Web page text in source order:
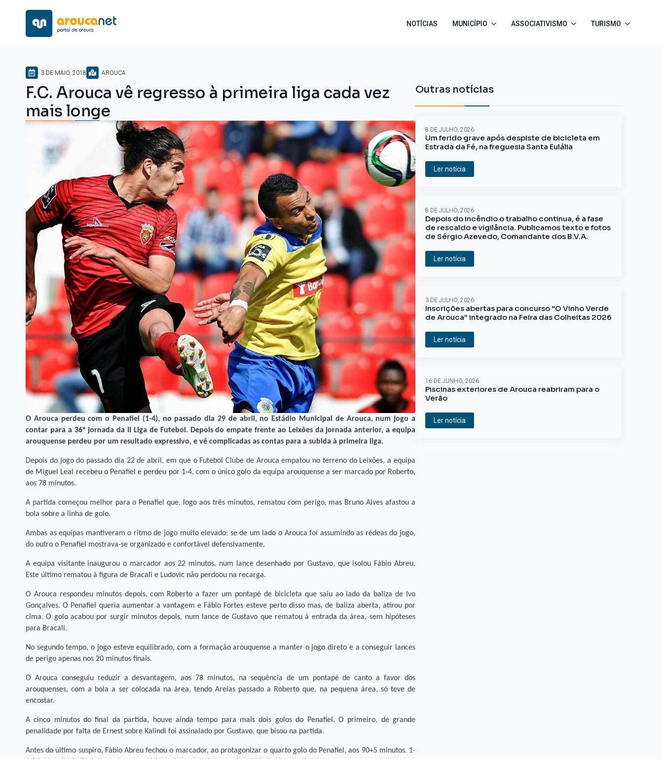
NOTÍCIAS MUNICÍPIO ASSOCIATIVISMO TURISMO
3 DE MAIO, 2018 AROUCA
F.C. Arouca vê regresso à primeira liga cada vez
mais longe
O Arouca perdeu com o Penafiel (1-4), no passado dia 29 de abril, no Estádio Municipal de Arouca, num jogo a
contar para a 36ª jornada da II Liga de Futebol. Depois do empate frente ao Leixões da jornada anterior, a equipa
arouquense perdeu por um resultado expressivo, e vê complicadas as contas para a subida à primeira liga.
Depois do jogo do passado dia 22 de abril, em que o Futebol Clube de Arouca empatou no terreno do Leixões, a equipa
de Miguel Leal recebeu o Penafiel e perdeu por 1-4, com o único golo da equipa arouquense a ser marcado por Roberto,
aos 78 minutos.
A partida começou melhor para o Penafiel que, logo aos três minutos, rematou com perigo, mas Bruno Alves afastou a
bola sobre a linha de golo.
Ambas as equipas mantiveram o ritmo de jogo muito elevado: se de um lado o Arouca foi assumindo as rédeas do jogo,
do outro o Penafiel mostrava-se organizado e confortável defensivamente.
A equipa visitante inaugurou o marcador aos 22 minutos, num lance desenhado por Gustavo, que isolou Fábio Abreu.
Este último rematou à figura de Bracali e Ludovic não perdoou na recarga.
O Arouca respondeu minutos depois, com Roberto a fazer um pontapé de bicicleta que saiu ao lado da baliza de Ivo
Gonçalves. O Penafiel queria aumentar a vantagem e Fábio Fortes esteve perto disso mas, de baliza aberta, atirou por
cima. O golo acabou por surgir minutos depois, num lance de Gustavo que rematou à entrada da área, sem hipóteses
para Bracali.
No segundo tempo, o jogo esteve equilibrado, com a formação arouquense a manter o jogo direto e a conseguir lances
de perigo apenas nos 20 minutos finais.
O Arouca conseguiu reduzir a desvantagem, aos 78 minutos, na sequência de um pontapé de canto a favor dos
arouquenses, com a bola a ser colocada na área, tendo Areias passado a Roberto que, na pequena área, só teve de
encostar.
A cinco minutos do final da partida, houve ainda tempo para mais dois golos do Penafiel. O primeiro, de grande
penalidade por falta de Ernest sobre Kalindi foi assinalado por Gustavo, que bisou na partida.
Antes do último suspiro, Fábio Abreu fechou o marcador, ao protagonizar o quarto golo do Penafiel, aos 90+5 minutos. 1-
Outras notícias
Um ferido grave após despiste de bicicleta em
Estrada da Fé, na freguesia Santa Eulália
8 DE JULHO, 2026
Ler notícia
Depois do incêndio o trabalho continua, é a fase
de rescaldo e vigilância. Publicamos texto e fotos
de Sérgio Azevedo, Comandante dos B.V.A.
8 DE JULHO, 2026
Ler notícia
Inscrições abertas para concurso “O Vinho Verde
de Arouca” integrado na Feira das Colheitas 2026
3 DE JULHO, 2026
Ler notícia
Piscinas exteriores de Arouca reabriram para o
Verão
16 DE JUNHO, 2026
Ler notícia